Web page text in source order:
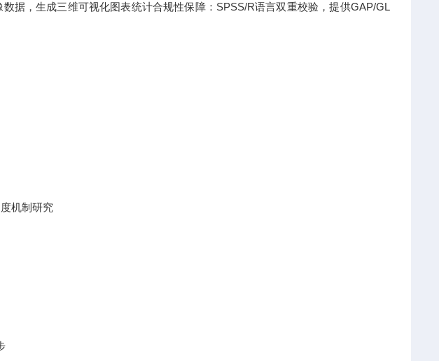
据，生成三维可视化图表统计合规性保障：SPSS/R语言双重校验，提供GAP/GL
机制研究